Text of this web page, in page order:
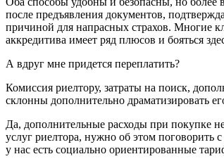
после предъявления документов,
причиной для напрасных страхов. Многие
аккредитива имеет ряд плюсов и бояться
А вдруг мне придется переплатить?
Комиссия риелтору, затраты на поиск,
склонны дополнительно драматизировать
Да, дополнительные расходы при покупке
услуг риелтора, нужно об этом
у нас есть социально ориентированные